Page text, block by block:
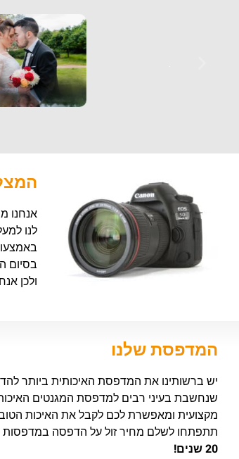
בסיום
ולכן
המדפסת שלנו
שנחשבת בעיני רבים למדפסת המגנטים
מקצועית ומאפשרת לכם לקבל את האיכות
תתפתחו לשלם מחיר זול על הדפסה במדפסות
20 שנים!